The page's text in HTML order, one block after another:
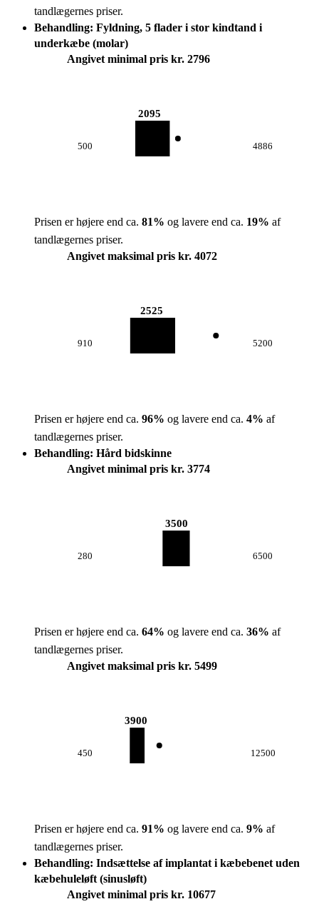
tandlægernes priser.
Behandling: Fyldning, 5 flader i stor kindtand i
underkæbe (molar)
Angivet minimal pris kr. 2796
500
2095
4886
Prisen er højere end ca. 81% og lavere end ca. 19% af
tandlægernes priser.
Angivet maksimal pris kr. 4072
910
2525
5200
Prisen er højere end ca. 96% og lavere end ca. 4% af
tandlægernes priser.
Behandling: Hård bidskinne
Angivet minimal pris kr. 3774
280
3500
6500
Prisen er højere end ca. 64% og lavere end ca. 36% af
tandlægernes priser.
Angivet maksimal pris kr. 5499
450
3900
12500
Prisen er højere end ca. 91% og lavere end ca. 9% af
tandlægernes priser.
Behandling: Indsættelse af implantat i kæbebenet uden
kæbehuleløft (sinusløft)
Angivet minimal pris kr. 10677